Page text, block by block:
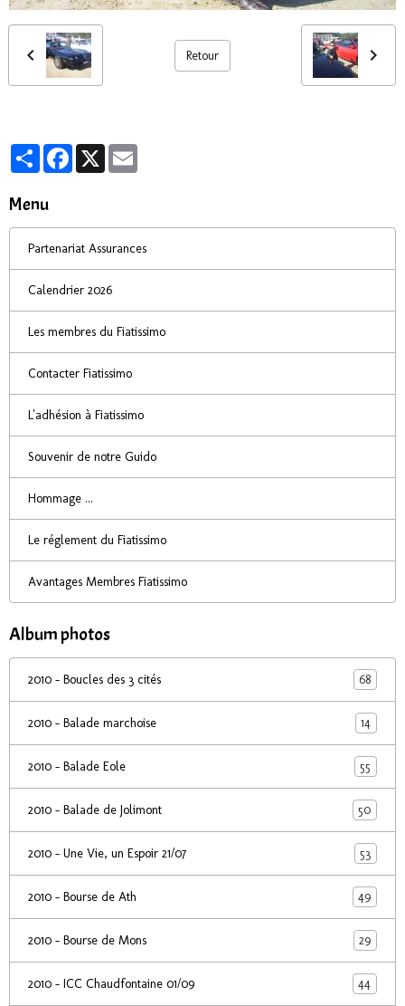
Retour
PartagerFacebook
X
Menu
Partenariat Assurances
Calendrier 2026
Les membres du Fiatissimo
Contacter Fiatissimo
L'adhésion à Fiatissimo
Souvenir de notre Guido
Hommage ...
Le réglement du Fiatissimo
Avantages Membres Fiatissimo
Album photos
2010 - Boucles des 3 cités 68
2010 - Balade marchoise 14
2010 - Balade Eole 55
2010 - Balade de Jolimont 50
2010 - Une Vie, un Espoir 21/07 53
2010 - Bourse de Ath 49
2010 - Bourse de Mons 29
2010 - ICC Chaudfontaine 01/09 44